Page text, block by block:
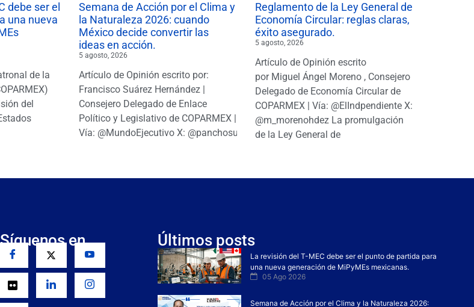
debe ser el
una nueva
de la
del
Semana de Acción por el Clima y
la Naturaleza 2026: cuando
México decide convertir las
ideas en acción.
5 agosto, 2026
Artículo de Opinión escrito por:
Francisco Suárez Hernández |
Consejero Delegado de Enlace
Político y Legislativo de COPARMEX |
Vía: @MundoEjecutivo X: @panchosuarezh
Reglamento de la Ley General de
Economía Circular: reglas claras,
éxito asegurado.
5 agosto, 2026
Artículo de Opinión escrito
por Miguel Ángel Moreno , Consejero
Delegado de Economía Circular de
COPARMEX | Vía: @ElIndpendiente X:
@m_morenohdez La promulgación
de la Ley General de
Síguenos en Últimos posts
La revisión del T-MEC debe ser el punto de partida para
una nueva generación de MiPyMEs mexicanas.
05 Ago 2026
Semana de Acción por el Clima y la Naturaleza 2026: